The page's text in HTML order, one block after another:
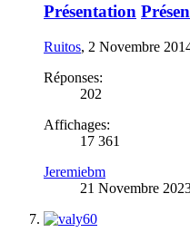
Présentation
Ruitos, 2 Novembre
Réponses:
202
Affichages:
17 361
Jeremiebm
21 Novembre